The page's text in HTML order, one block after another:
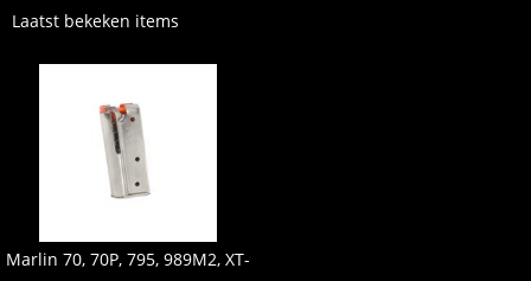
Laatst bekeken items
Marlin 70, 70P, 795, 989M2, XT-